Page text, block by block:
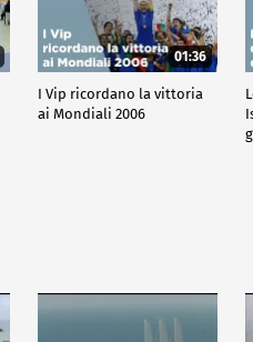
01:36
I Vip ricordano la vittoria
ai Mondiali 2006